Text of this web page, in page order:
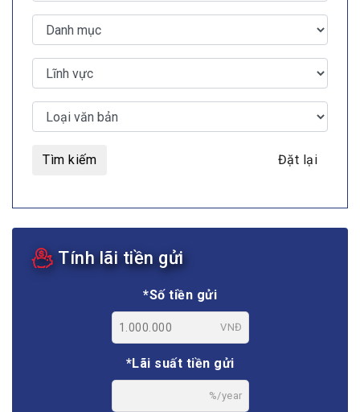
Tìm kiếm Đặt lại
Tính lãi tiền gửi
*Số tiền gửi
VNĐ
*Lãi suất tiền gửi
%/year